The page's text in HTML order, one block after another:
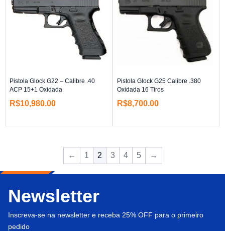
Pistola Glock G22 – Calibre .40
ACP 15+1 Oxidada
R$10,980.00
Pistola Glock G25 Calibre .380
Oxidada 16 Tiros
R$8,700.00
← 1 2 3 4 5 →
Newsletter
Inscreva-se na newsletter e receba 25% OFF para o primeiro
pedido